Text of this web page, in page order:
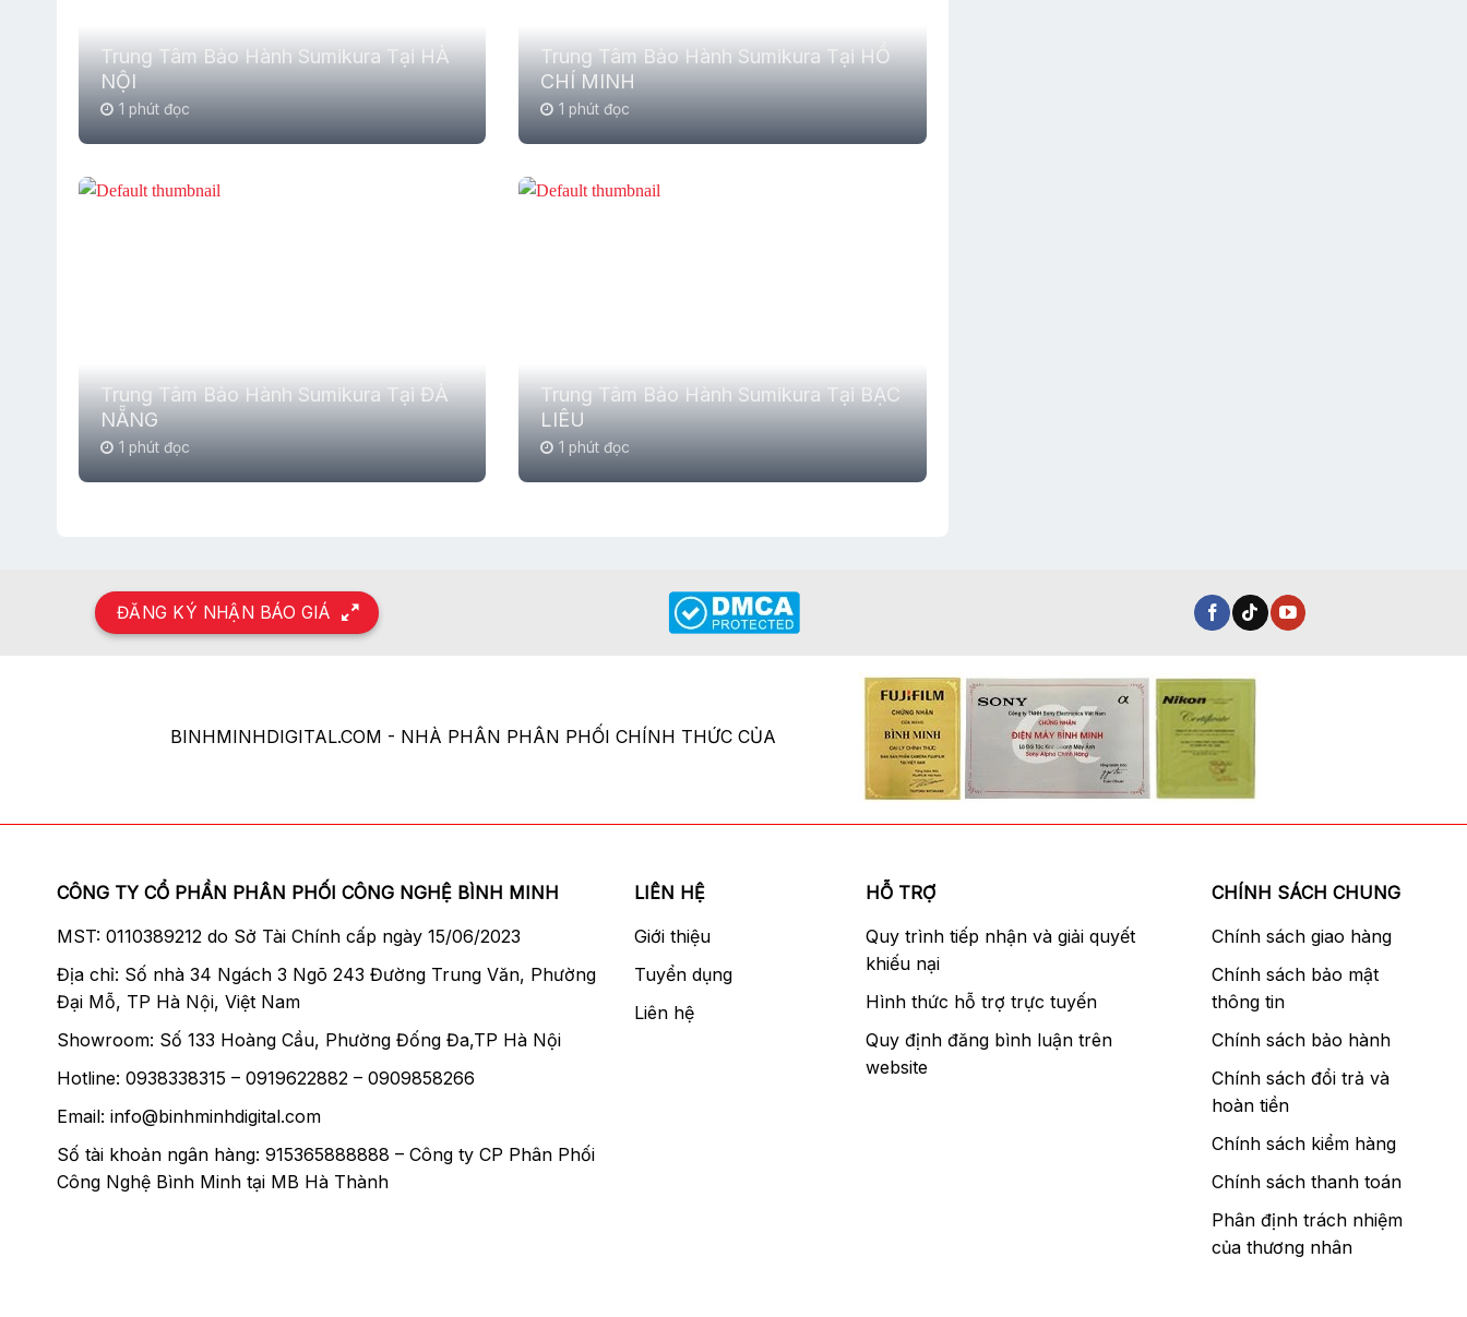
Trung Tâm Bảo Hành Sumikura Tại HÀ
NỘI
1 phút đọc
Trung Tâm Bảo Hành Sumikura Tại HỒ
CHÍ MINH
1 phút đọc
Trung Tâm Bảo Hành Sumikura Tại ĐÀ
NẴNG
1 phút đọc
Trung Tâm Bảo Hành Sumikura Tại BẠC
LIÊU
1 phút đọc
ĐĂNG KÝ NHẬN BÁO GIÁ
BINHMINHDIGITAL.COM - NHÀ PHÂN PHÂN PHỐI CHÍNH THỨC CỦA
CÔNG TY CỔ PHẦN PHÂN PHỐI CÔNG NGHỆ BÌNH MINH
MST: 0110389212 do Sở Tài Chính cấp ngày 15/06/2023
Địa chỉ: Số nhà 34 Ngách 3 Ngõ 243 Đường Trung Văn, Phường
Đại Mỗ, TP Hà Nội, Việt Nam
Showroom: Số 133 Hoàng Cầu, Phường Đống Đa,TP Hà Nội
Hotline: 0938338315 – 0919622882 – 0909858266
Email: info@binhminhdigital.com
Số tài khoản ngân hàng: 915365888888 – Công ty CP Phân Phối
Công Nghệ Bình Minh tại MB Hà Thành
LIÊN HỆ
Giới thiệu
Tuyển dụng
Liên hệ
HỖ TRỢ
Quy trình tiếp nhận và giải quyết
khiếu nại
Hình thức hỗ trợ trực tuyến
Quy định đăng bình luận trên
website
CHÍNH SÁCH CHUNG
Chính sách giao hàng
Chính sách bảo mật
thông tin
Chính sách bảo hành
Chính sách đổi trả và
hoàn tiền
Chính sách kiểm hàng
Chính sách thanh toán
Phân định trách nhiệm
của thương nhân